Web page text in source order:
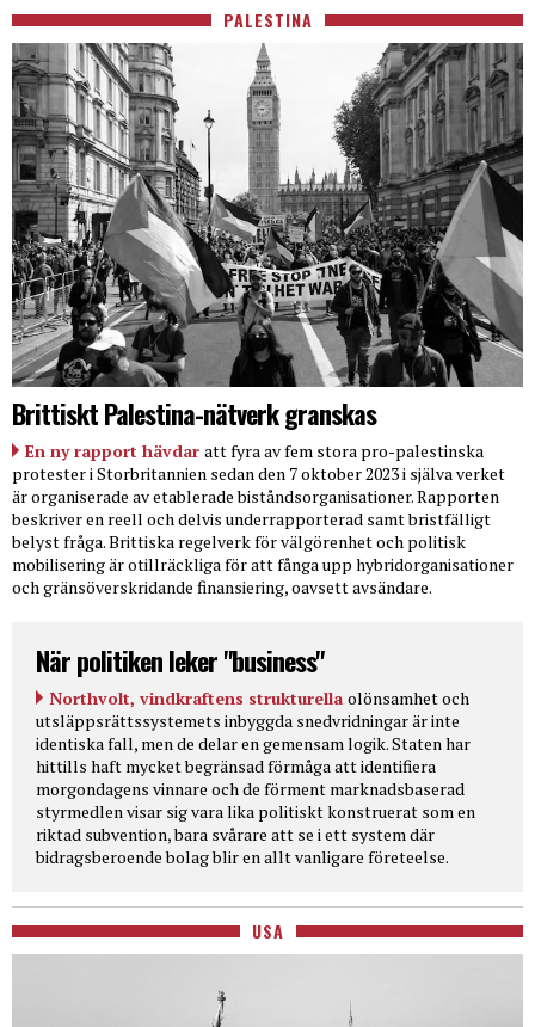
PALESTINA
Brittiskt Palestina-nätverk granskas
En ny rapport hävdar att fyra av fem stora pro-palestinska
protester i Storbritannien sedan den 7 oktober 2023 i själva verket
är organiserade av etablerade biståndsorganisationer. Rapporten
beskriver en reell och delvis underrapporterad samt bristfälligt
belyst fråga. Brittiska regelverk för välgörenhet och politisk
mobilisering är otillräckliga för att fånga upp hybridorganisationer
och gränsöverskridande finansiering, oavsett avsändare.
När politiken leker "business"
Northvolt, vindkraftens strukturella olönsamhet och
utsläppsrättssystemets inbyggda snedvridningar är inte
identiska fall, men de delar en gemensam logik. Staten har
hittills haft mycket begränsad förmåga att identifiera
morgondagens vinnare och de förment marknadsbaserad
styrmedlen visar sig vara lika politiskt konstruerat som en
riktad subvention, bara svårare att se i ett system där
bidragsberoende bolag blir en allt vanligare företeelse.
USA